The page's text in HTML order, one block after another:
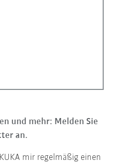
und mehr: Melden Sie
an.
mir regelmäßig einen